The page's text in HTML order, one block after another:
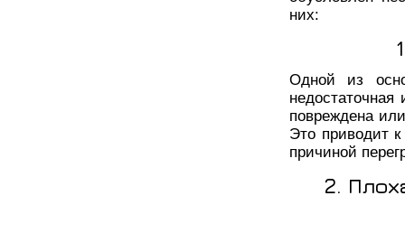
них:
Одной из
повреждена
Это приводит
причиной
2.